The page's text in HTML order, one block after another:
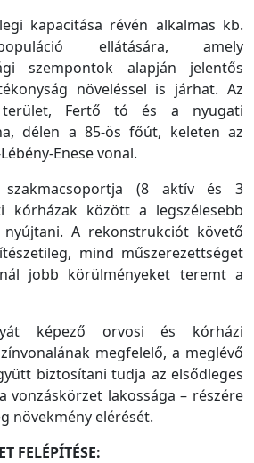
kapacitása révén alkalmas kb.
ellátására, amely
szempontok alapján jelentős
növeléssel is járhat. Az
terület, Fertő tó és a nyugati
délen a 85-ös főút, keleten az
Enese vonal.
(8 aktív és 3
kórházak között a legszélesebb
A rekonstrukciót követő
mind műszerezettséget
jobb körülményeket teremt a
képező orvosi és kórházi
megfelelő, a meglévő
biztosítani tudja az elsődleges
vonzáskörzet lakossága – részére
növekmény elérését.
FELÉPÍTÉSE: